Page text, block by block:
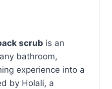
scrub is an
bathroom,
experience into a
by Holali, a